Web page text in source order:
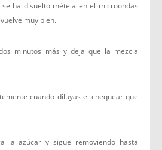
ha disuelto métela en el microondas
muy bien.
minutos más y deja que la mezcla
cuando diluyas el chequear que
la azúcar y sigue removiendo hasta